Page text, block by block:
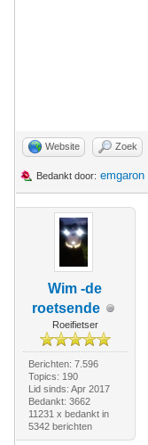
Website Zoek
Bedankt door: emgaron
Wim -de
roetsende
Roeifietser
Berichten: 7.596
Topics: 190
Lid sinds: Apr 2017
Bedankt: 3662
11231 x bedankt in
5342 berichten